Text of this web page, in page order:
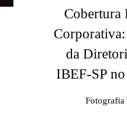
Cobertura
da
IBEF-SP
Fotografia